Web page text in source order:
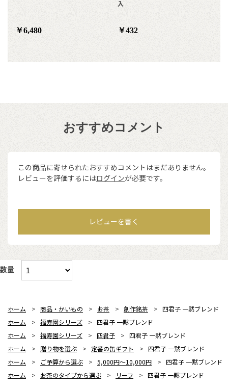
￥6,480
入
￥432
おすすめコメント
この商品に寄せられたおすすめコメントはまだありません。
レビューを評価するにはログインが必要です。
レビューを書く
数量
ホーム > 商品・かいもの > お茶 > 創作銘茶 > 四君子 一黙ブレンド
ホーム
> 福寿園シリーズ > 四君子 一黙ブレンド
ホーム
> 福寿園シリーズ > 四君子 > 四君子 一黙ブレンド
ホーム
> 贈り物を選ぶ > 定番の缶ギフト > 四君子 一黙ブレンド
ホーム
> ご予算から選ぶ > 5,000円～10,000円 > 四君子 一黙ブレンド
ホーム
> お茶のタイプから選ぶ > リーフ > 四君子 一黙ブレンド